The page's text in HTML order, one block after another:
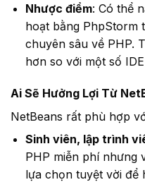
Nhược điểm: Có thể
hoạt bằng PhpStorm
chuyên sâu về PHP.
hơn so với một số
Ai Sẽ Hưởng Lợi Từ
NetBeans rất phù hợp
Sinh viên, lập trình
PHP miễn phí nhưng
lựa chọn tuyệt vời để